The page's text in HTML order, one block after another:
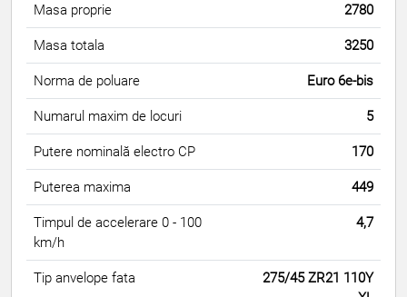
Masa proprie 2780
Masa totala 3250
Norma de poluare Euro 6e-bis
Numarul maxim de locuri 5
Putere nominală electro CP 170
Puterea maxima 449
Timpul de accelerare 0 - 100
km/h
4,7
Tip anvelope fata
275/45 ZR21 110Y